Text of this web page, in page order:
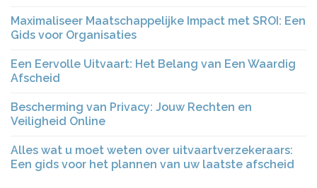
Maximaliseer Maatschappelijke Impact met SROI: Een
Gids voor Organisaties
Een Eervolle Uitvaart: Het Belang van Een Waardig
Afscheid
Bescherming van Privacy: Jouw Rechten en
Veiligheid Online
Alles wat u moet weten over uitvaartverzekeraars:
Een gids voor het plannen van uw laatste afscheid